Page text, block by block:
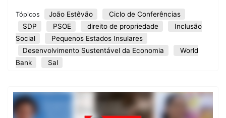
Tópicos João Estêvão
Ciclo de Conferências
SDP
PSOE direito de propriedade
Inclusão
Social
Pequenos Estados Insulares
Desenvolvimento Sustentável da Economia
World
Bank
Sal